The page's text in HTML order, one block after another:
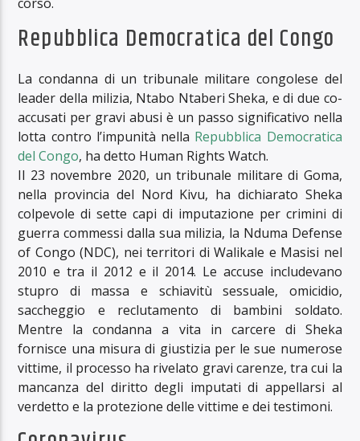
Repubblica Democratica del Congo
La condanna di un tribunale militare congolese del
leader della milizia, Ntabo Ntaberi Sheka, e di due co-
accusati per gravi abusi è un passo significativo nella
lotta contro l’impunità nella Repubblica Democratica
del Congo, ha detto Human Rights Watch.
Il 23 novembre 2020, un tribunale militare di Goma,
nella provincia del Nord Kivu, ha dichiarato Sheka
colpevole di sette capi di imputazione per crimini di
guerra commessi dalla sua milizia, la Nduma Defense
of Congo (NDC), nei territori di Walikale e Masisi nel
2010 e tra il 2012 e il 2014. Le accuse includevano
stupro di massa e schiavitù sessuale, omicidio,
saccheggio e reclutamento di bambini soldato.
Mentre la condanna a vita in carcere di Sheka
fornisce una misura di giustizia per le sue numerose
vittime, il processo ha rivelato gravi carenze, tra cui la
mancanza del diritto degli imputati di appellarsi al
verdetto e la protezione delle vittime e dei testimoni.